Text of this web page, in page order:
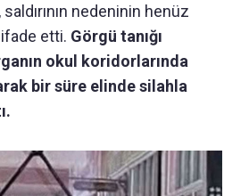
, saldırının nedeninin henüz
etti. Görgü tanığı
okul koridorlarında
bir süre elinde silahla